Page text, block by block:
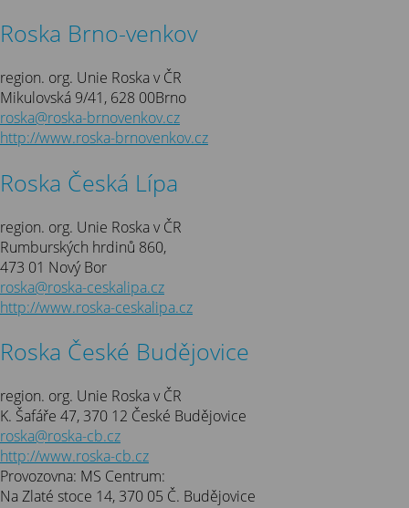
Roska Brno-venkov
region. org. Unie Roska v ČR
Mikulovská 9/41, 628 00Brno
roska@roska-brnovenkov.cz
http://www.roska-brnovenkov.cz
Roska Česká Lípa
region. org. Unie Roska v ČR
Rumburských hrdinů 860,
473 01 Nový Bor
roska@roska-ceskalipa.cz
http://www.roska-ceskalipa.cz
Roska České Budějovice
region. org. Unie Roska v ČR
K. Šafáře 47, 370 12 České Budějovice
roska@roska-cb.cz
http://www.roska-cb.cz
Provozovna: MS Centrum:
Na Zlaté stoce 14, 370 05 Č. Budějovice